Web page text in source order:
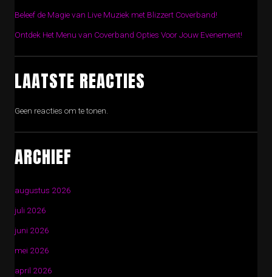
Beleef de Magie van Live Muziek met Blizzert Coverband!
Ontdek Het Menu van Coverband Opties Voor Jouw Evenement!
LAATSTE REACTIES
Geen reacties om te tonen.
ARCHIEF
augustus 2026
juli 2026
juni 2026
mei 2026
april 2026